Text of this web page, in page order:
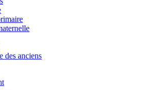
des anciens